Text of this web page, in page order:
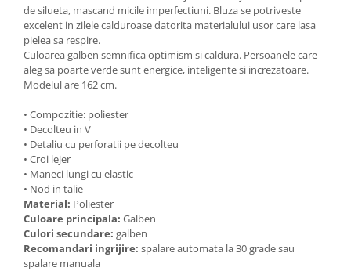
de silueta, mascand micile imperfectiuni. Bluza se potriveste
excelent in zilele calduroase datorita materialului usor care lasa
pielea sa respire.
Culoarea galben semnifica optimism si caldura. Persoanele care
aleg sa poarte verde sunt energice, inteligente si increzatoare.
Modelul are 162 cm.
• Compozitie: poliester
• Decolteu in V
• Detaliu cu perforatii pe decolteu
• Croi lejer
• Maneci lungi cu elastic
• Nod in talie
Material: Poliester
Culoare principala: Galben
Culori secundare: galben
Recomandari ingrijire: spalare automata la 30 grade sau
spalare manuala